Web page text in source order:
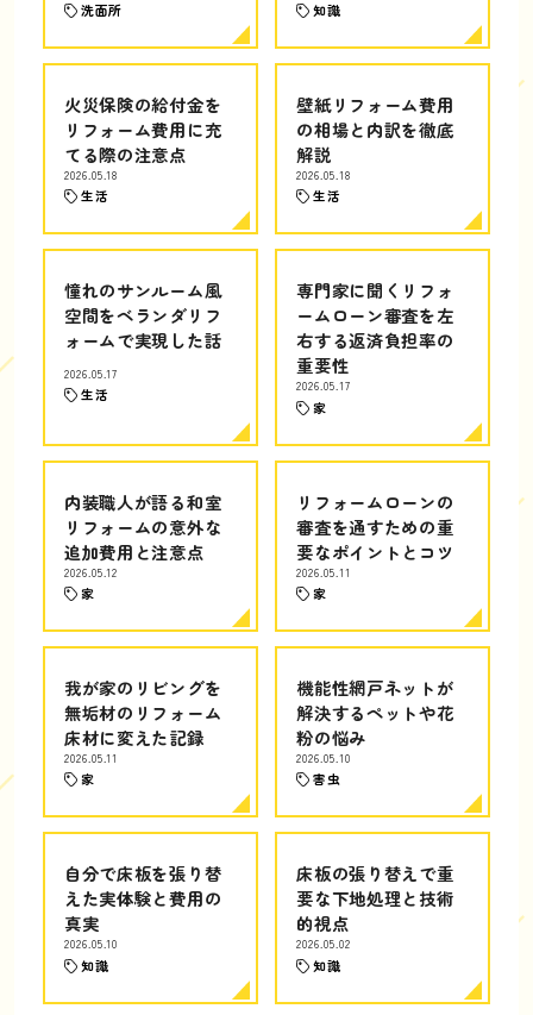
洗面所 知識
火災保険の給付金を
リフォーム費用に充
てる際の注意点
2026.05.18
生活
壁紙リフォーム費用
の相場と内訳を徹底
解説
2026.05.18
生活
憧れのサンルーム風
空間をベランダリフ
ォームで実現した話
2026.05.17
生活
専門家に聞くリフォ
ームローン審査を左
右する返済負担率の
重要性
2026.05.17
家
内装職人が語る和室
リフォームの意外な
追加費用と注意点
2026.05.12
家
リフォームローンの
審査を通すための重
要なポイントとコツ
2026.05.11
家
我が家のリビングを
無垢材のリフォーム
床材に変えた記録
2026.05.11
家
機能性網戸ネットが
解決するペットや花
粉の悩み
2026.05.10
害虫
自分で床板を張り替
えた実体験と費用の
真実
2026.05.10
知識
床板の張り替えで重
要な下地処理と技術
的視点
2026.05.02
知識